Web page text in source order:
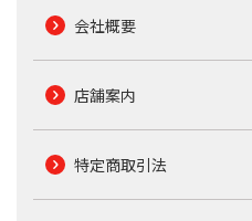
会社概要
店舗案内
特定商取引法